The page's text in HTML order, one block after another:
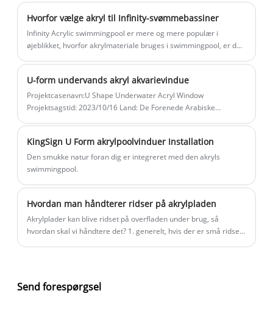
sikre tykkelsesanbefalingsrapport.
Kingsign fremstilling kaldes også smart
fremstilling.
Hvorfor vælge akryl til Infinity-svømmebassiner
Infinity Acrylic swimmingpool er mere og mere populær i
øjeblikket, hvorfor akrylmateriale bruges i swimmingpool, er der
kommer i kontakt med kropsoverfladen. Sammenlignet med
svømmebassiner i støbejern eller stål har de en mere varm og
blød følelse. Selvom det også er en type glas, er akryl ikke så
Dens bæreevne ændrer sig med tykkelsen, og jo tykkere den
bliver, jo stærkere bliver den. Akryl har en hård side og bløde
egenskaber
U-form undervands akryl akvarievindue
Projektcasenavn:U Shape Underwater Acryl Window
Projektsagstid: 2023/10/16 Land: De Forenede Arabiske
KingSign U Form akrylpoolvinduer Installation
Den smukke natur foran dig er integreret med den akryls
swimmingpool.
Hvordan man håndterer ridser på akrylpladen
Akrylplader kan blive ridset på overfladen under brug, så
hvordan skal vi håndtere det? 1. generelt, hvis der er små ridser
sandpapir og tilsæt vand for at udjævne det ridset område og
det omkringliggende område. 2） Skyl med vand, tør derefter
Send forespørgsel